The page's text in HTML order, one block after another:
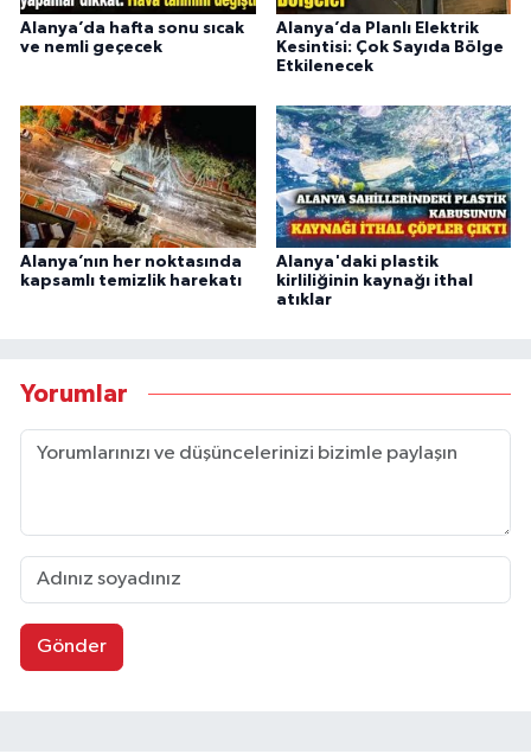
Alanya’da hafta sonu sıcak
ve nemli geçecek
Alanya’da Planlı Elektrik
Kesintisi: Çok Sayıda Bölge
Etkilenecek
Alanya’nın her noktasında
kapsamlı temizlik harekatı
Alanya'daki plastik
kirliliğinin kaynağı ithal
atıklar
Yorumlar
Gönder